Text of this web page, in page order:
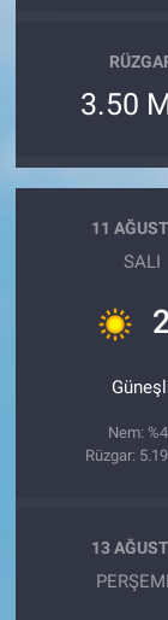
3.50
11
SALI
Nem:
Rüzgar:
13